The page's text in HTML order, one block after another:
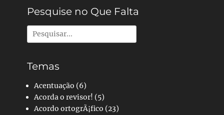
Pesquise no Que Falta
Pesquisar
por:
Temas
Acentuação (6)
Acorda o revisor! (5)
Acordo ortogrÃ¡fico (23)